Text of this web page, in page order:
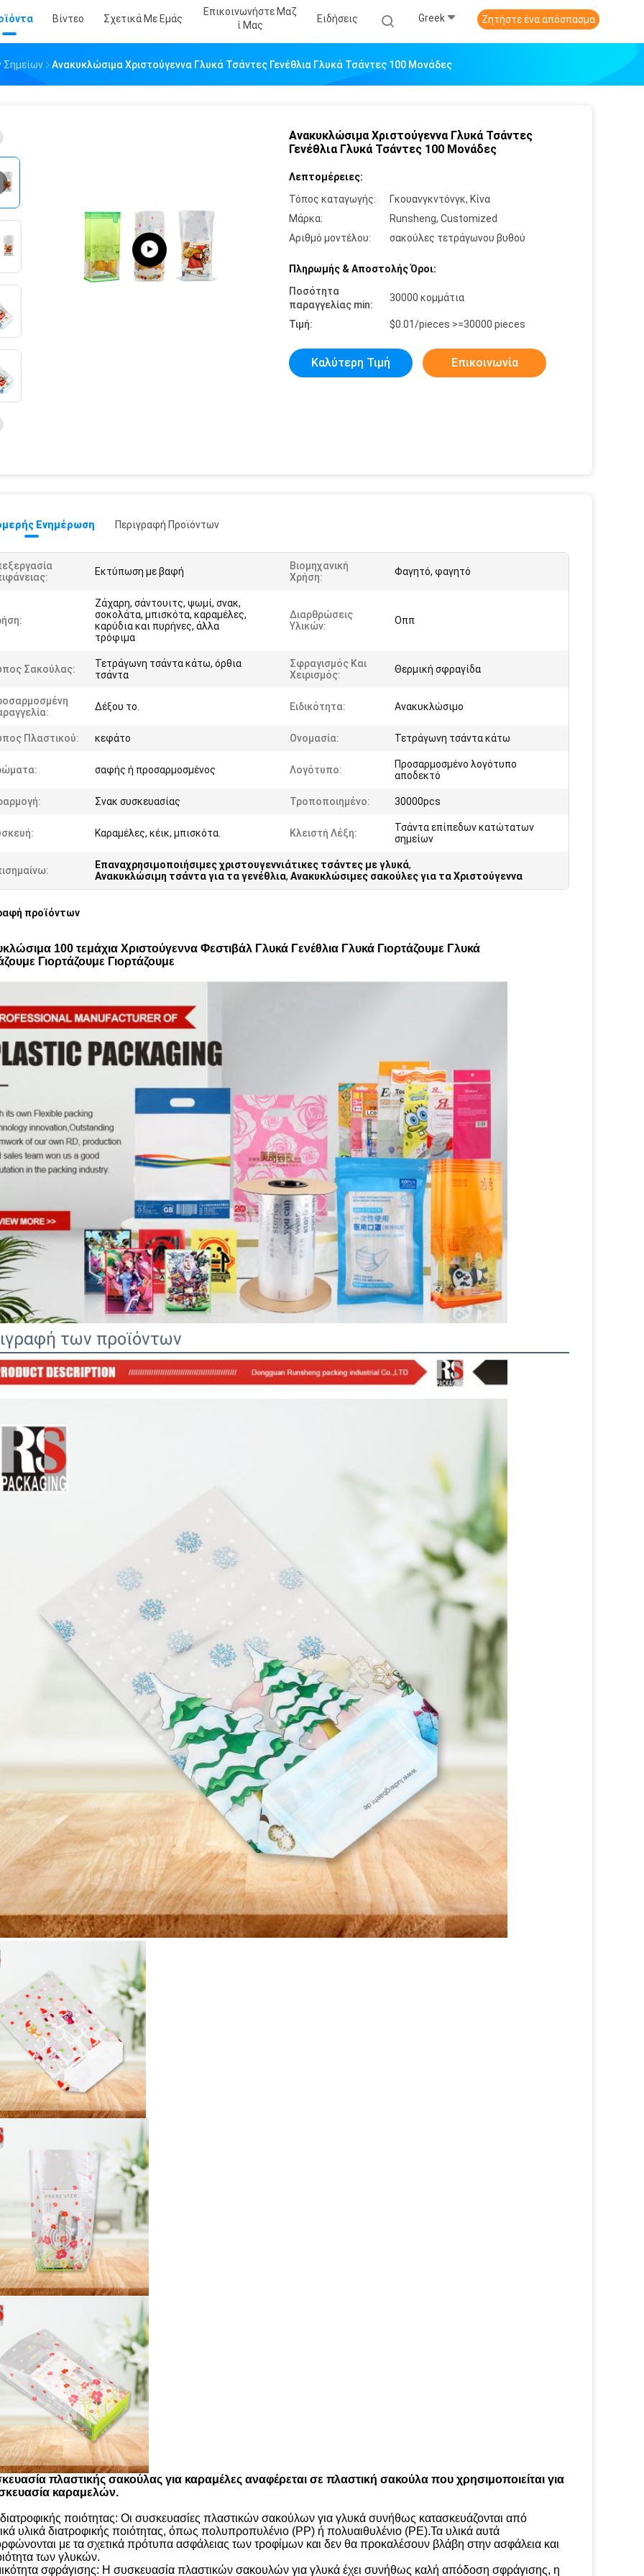
Βίντεο Σχετικά Με Εμάς
Επικοινωνήστε Μαζ
Ί Μας
Ειδήσεις Greek Ζητήστε ένα απόσπασμα
Σημείων Ανακυκλώσιμα Χριστούγεννα Γλυκά Τσάντες Γενέθλια Γλυκά Τσάντες 100 Μονάδες
Ανακυκλώσιμα Χριστούγεννα Γλυκά Τσάντες
Γενέθλια Γλυκά Τσάντες 100 Μονάδες
Λεπτομέρειες:
Τόπος καταγωγής:
Γκουανγκντόνγκ, Κίνα
Μάρκα:
Runsheng, Customized
Αριθμό μοντέλου:
σακούλες τετράγωνου βυθού
Πληρωμής & Αποστολής Όροι:
Ποσότητα
παραγγελίας min:
30000 κομμάτια
Τιμή: $0.01/pieces >=30000 pieces
Καλύτερη Τιμή Επικοινωνία
Ενημέρωση Περιγραφή Προϊόντων
Εκτύπωση με βαφή
Βιομηχανική
Χρήση:
Φαγητό, φαγητό
Ζάχαρη, σάντουιτς, ψωμί, σνακ,
σοκολάτα, μπισκότα, καραμέλες,
καρύδια και πυρήνες, άλλα
τρόφιμα
Διαρθρώσεις
Υλικών:
Οππ
Σακούλας:
Τετράγωνη τσάντα κάτω, όρθια
τσάντα
Σφραγισμός Και
Χειρισμός:
Θερμική σφραγίδα
Δέξου το. Ειδικότητα: Ανακυκλώσιμο
Πλαστικού: κεφάτο Ονομασία: Τετράγωνη τσάντα κάτω
σαφής ή προσαρμοσμένος Λογότυπο:
Προσαρμοσμένο λογότυπο
αποδεκτό
Σνακ συσκευασίας Τροποποιημένο: 30000pcs
Καραμέλες, κέικ, μπισκότα. Κλειστή Λέξη:
Τσάντα επίπεδων κατώτατων
σημείων
Επαναχρησιμοποιήσιμες χριστουγεννιάτικες τσάντες με γλυκά,
Ανακυκλώσιμη τσάντα για τα γενέθλια, Ανακυκλώσιμες σακούλες για τα Χριστούγεννα
προϊόντων
100 τεμάχια Χριστούγεννα Φεστιβάλ Γλυκά Γενέθλια Γλυκά Γιορτάζουμε Γλυκά
Γιορτάζουμε Γιορτάζουμε
των προϊόντων
πλαστικής σακούλας για καραμέλες αναφέρεται σε πλαστική σακούλα που χρησιμοποιείται για
καραμελών.
ποιότητας: Οι συσκευασίες πλαστικών σακούλων για γλυκά συνήθως κατασκευάζονται από
υλικά διατροφικής ποιότητας, όπως πολυπροπυλένιο (PP) ή πολυαιθυλένιο (PE).Τα υλικά αυτά
με τα σχετικά πρότυπα ασφάλειας των τροφίμων και δεν θα προκαλέσουν βλάβη στην ασφάλεια και
των γλυκών.
σφράγισης: Η συσκευασία πλαστικών σακουλών για γλυκά έχει συνήθως καλή απόδοση σφράγισης, η